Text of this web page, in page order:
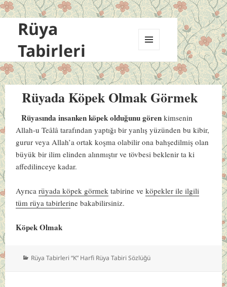
Rüya
Tabirleri
VE
BILEŞENLER
Rüyada Köpek Olmak Görmek
Rüyasında insanken köpek olduğunu gören kimsenin
Allah-u Teâlâ tarafından yaptığı bir yanlış yüzünden bu kibir,
gurur veya Allah’a ortak koşma olabilir ona bahşedilmiş olan
büyük bir ilim elinden alınmıştır ve tövbesi beklenir ta ki
affedilinceye kadar.
Ayrıcarüyada köpek görmek tabirine veköpekler ile ilgili
tüm rüya tabirlerine bakabilirsiniz.
Köpek Olmak
Kategoriler
Rüya Tabirleri “K” Harfi Rüya Tabiri Sözlüğü